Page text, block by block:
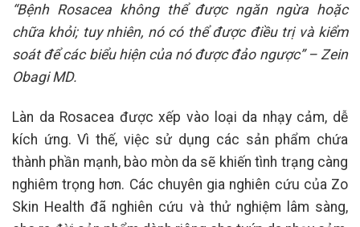
“Bệnh Rosacea không thể được ngăn ngừa hoặc
chữa khỏi; tuy nhiên, nó có thể được điều trị và kiểm
soát để các biểu hiện của nó được đảo ngược” – Zein
Obagi MD.
Làn da Rosacea được xếp vào loại da nhạy cảm, dễ
kích ứng. Vì thế, việc sử dụng các sản phẩm chứa
thành phần mạnh, bào mòn da sẽ khiến tình trạng càng
nghiêm trọng hơn. Các chuyên gia nghiên cứu của Zo
Skin Health đã nghiên cứu và thử nghiệm lâm sàng,